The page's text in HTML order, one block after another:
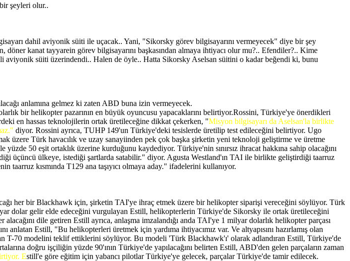
şeyleri olur..
dahil aviyonik süiti ile uçacak.. Yani, "Sikorsky görev bilgisayarını vermeyecek" diye bir şey
kanat tayyarein görev bilgisayarını başkasından almaya ihtiyacı olur mu?.. Efendiler?.. Kime
aviyonik süiti üzerindendi.. Halen de öyle.. Hatta Sikorsky Aselsan süitini o kadar beğendi ki, bunu
anlamına gelmez ki zaten ABD buna izin vermeyecek.
bir helikopter pazarının en büyük oyuncusu yapacaklarını belirtiyor.Rossini, Türkiye'ye önerdikleri
en hassas teknolojilerin ortak üretileceğine dikkat çekerken, "Misyon bilgisayarı da Aselsan'la birlikte
diyor. Rossini ayrıca, TUHP 149'un Türkiye'deki tesislerde üretilip test edileceğini belirtiyor. Ugo
üzere Türk havacılık ve uzay sanayiinden pek çok başka şirketin yeni teknoloji geliştirme ve üretme
50 eşit ortaklık üzerine kurduğunu kaydediyor. Türkiye'nin sınırsız ihracat hakkına sahip olacağını
üçüncü ülkeye, istediği şartlarda satabilir." diyor. Agusta Westland'ın TAI ile birlikte geliştirdiği taarruz
kısmında T129 ana taşıyıcı olmaya aday." ifadelerini kullanıyor.
her bir Blackhawk için, şirketin TAI'ye ihraç etmek üzere bir helikopter siparişi vereceğini söylüyor. Türk
dolar gelir elde edeceğini vurgulayan Estill, helikopterlerin Türkiye'de Sikorsky ile ortak üretileceğini
dile getiren Estill ayrıca, anlaşma imzalandığı anda TAI'ye 1 milyar dolarlık helikopter parçası
Estill, "Bu helikopterleri üretmek için yardıma ihtiyacımız var. Ve altyapısını hazırlamış olan
70 modelini teklif ettiklerini söylüyor. Bu modeli 'Türk Blackhawk'ı' olarak adlandıran Estill, Türkiye'de
doğru işçiliğin yüzde 90'ının Türkiye'de yapılacağını belirten Estill, ABD'den gelen parçaların zaman
Estill'e göre eğitim için yabancı pilotlar Türkiye'ye gelecek, parçalar Türkiye'de tamir edilecek.